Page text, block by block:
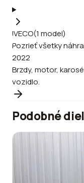
IVECO(1 model)
Pozrieť všetky
2022
Brzdy, motor,
vozidlo.
Podobné